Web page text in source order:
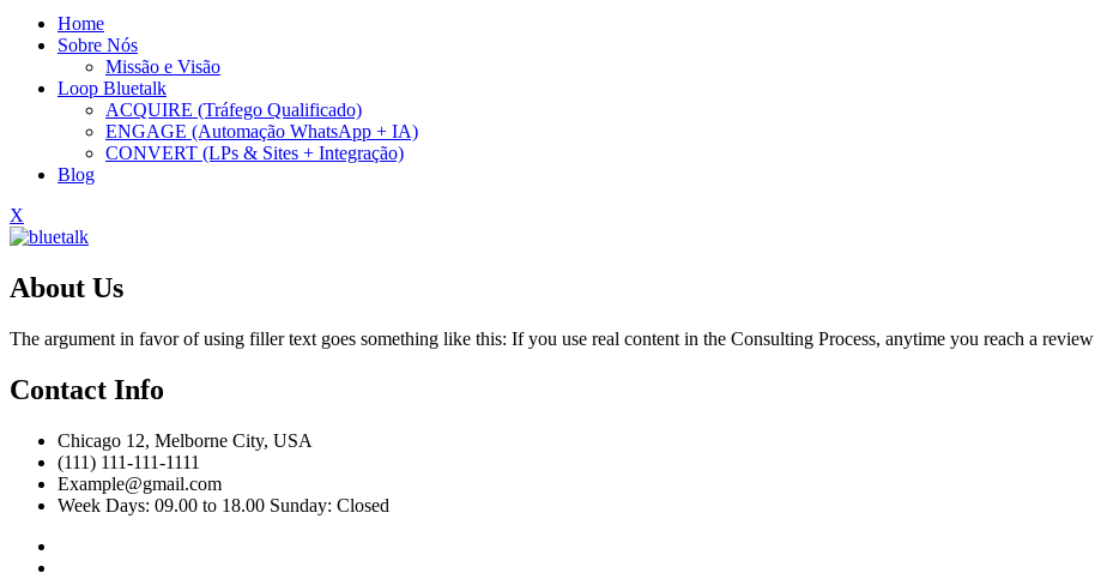
Home
Sobre Nós
Missão e Visão
Loop Bluetalk
ACQUIRE (Tráfego Qualificado)
ENGAGE (Automação WhatsApp + IA)
CONVERT (LPs & Sites + Integração)
Blog
X
About Us
The argument in favor of using filler text goes something like this: If you use real content in the Consulting Process, anytime you reach a review
Contact Info
Chicago 12, Melborne City, USA
(111) 111-111-1111
Example@gmail.com
Week Days: 09.00 to 18.00 Sunday: Closed